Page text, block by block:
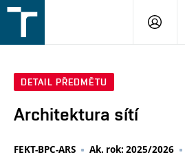
v
DETAIL PŘEDMĚTU
Architektura sítí
FEKT-BPC-ARS Ak. rok: 2025/2026